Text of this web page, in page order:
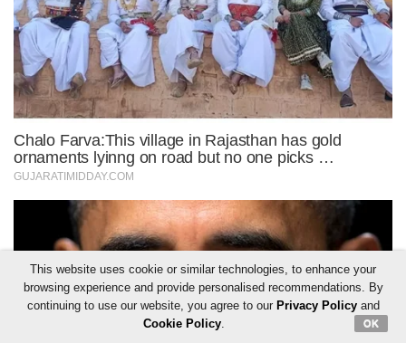
This website uses cookie or similar technologies, to enhance your
browsing experience and provide personalised recommendations. By
continuing to use our website, you agree to our Privacy Policyand
Cookie Policy. OK